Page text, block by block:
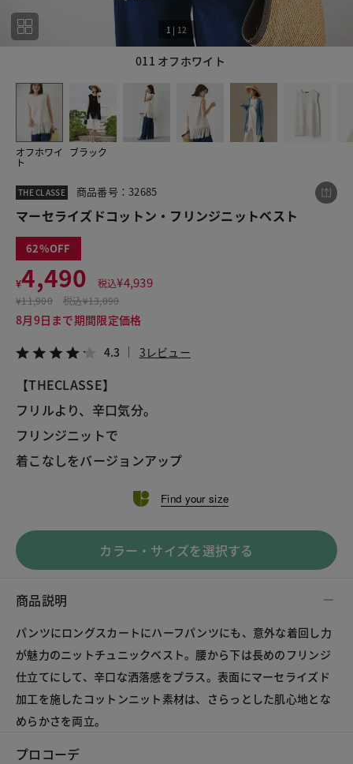
011 オフホワイト
1 | 12
オフホワイ
ト
ブラック
THE CLASSE 商品番号：32685
マーセライズドコットン・フリンジニットベスト
62
¥4,490 税込¥4,939
¥11,900 税込¥13,090
8月9日まで期間限定価格
4.3 3レビュー
【THECLASSE】
フリルより、辛口気分。
フリンジニットで
着こなしをバージョンアップ
Find your size
カラー・サイズを選択する
商品説明
パンツにロングスカートにハーフパンツにも、意外な着回し力
が魅力のニットチュニックベスト。腰から下は長めのフリンジ
仕立てにして、辛口な洒落感をプラス。表面にマーセライズド
加工を施したコットンニット素材は、さらっとした肌心地とな
めらかさを両立。
プロコーデ
この商品をシェアする
マーセライズドコットン・フリンジニットベスト
LINE X